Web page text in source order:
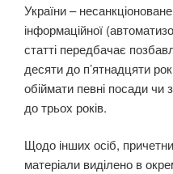
України –
інформаційної
статті передбачає
десяти до п’ятнадцяти
обіймати певні посади чи
до трьох років.
Щодо інших осіб,
матеріали виділено в